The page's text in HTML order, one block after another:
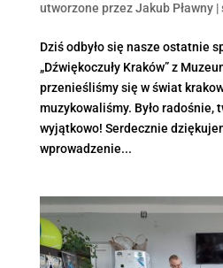
utworzone przezJakub Pławny|
Dziś odbyło się nasze ostatnie
„Dźwiękoczuły Kraków” z
przenieśliśmy się w świat
muzykowaliśmy. Było radośnie,
wyjątkowo! Serdecznie
wprowadzenie...